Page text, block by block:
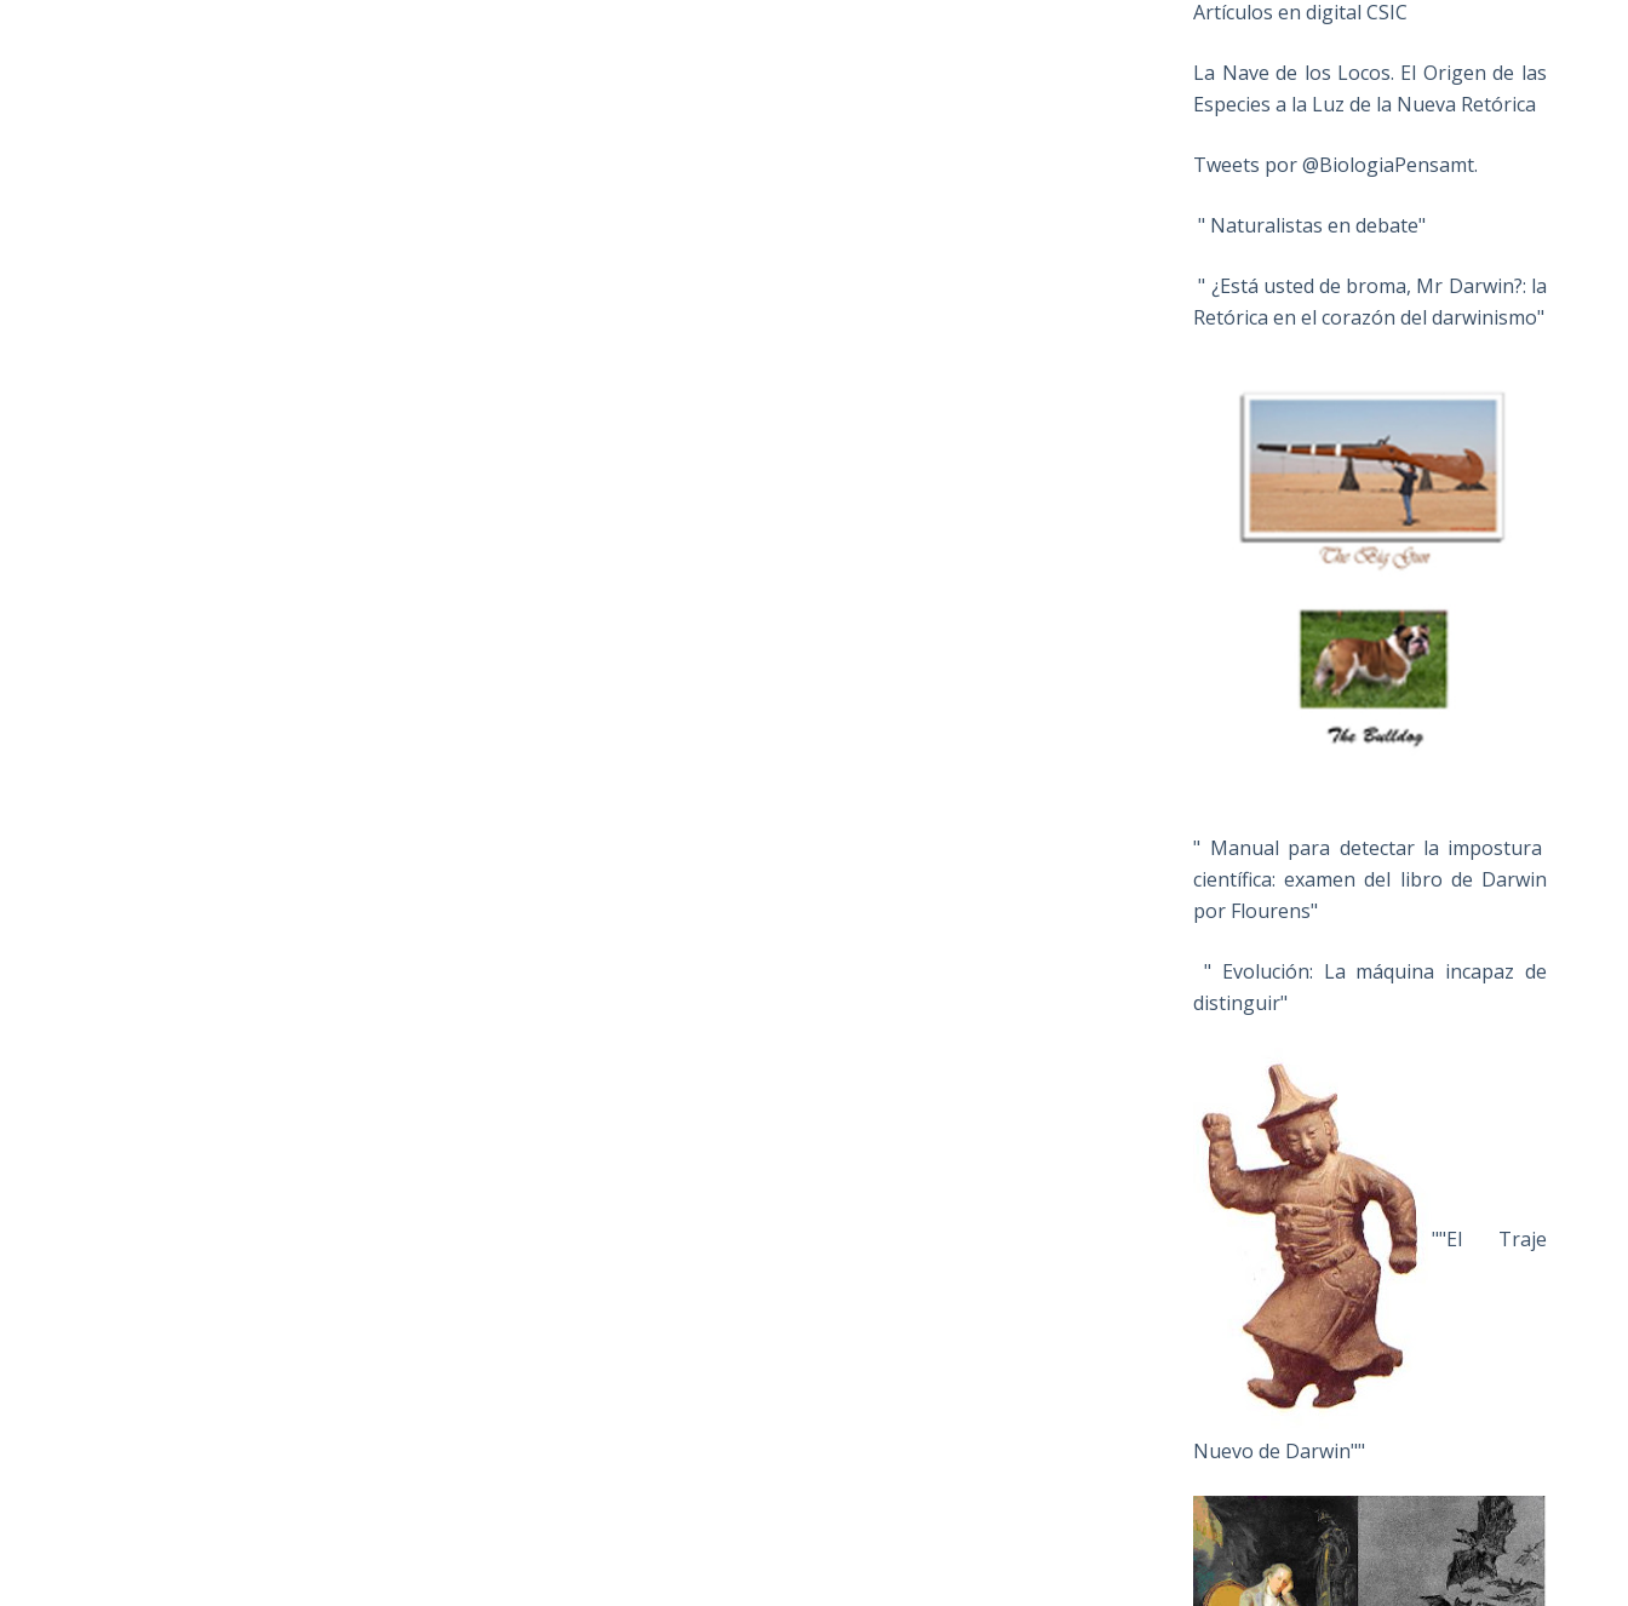
Artículos en digital CSIC
La Nave de los Locos. El Origen de las
Especies a la Luz de la Nueva Retórica
Tweets por @BiologiaPensamt.
" Naturalistas en debate"
" ¿Está usted de broma, Mr Darwin?: la
Retórica en el corazón del darwinismo"
" Manual para detectar la impostura
científica: examen del libro de Darwin
por Flourens"
" Evolución: La máquina incapaz de
distinguir"
""El Traje
Nuevo de Darwin""